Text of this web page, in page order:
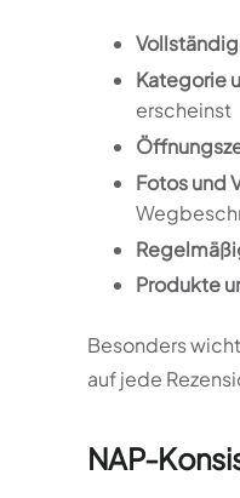
Kategorie
erscheinst
Fotos und
Produkte
Besonders
auf jede
NAP-